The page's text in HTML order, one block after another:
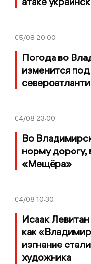
05/08 20:00
Погода во
изменится
04/08 23:00
Во
норму дорогу,
«Мещёра»
04/08 10:30
Исаак
как
изгнание
художника